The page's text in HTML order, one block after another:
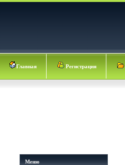
Главная Регистрация
Меню